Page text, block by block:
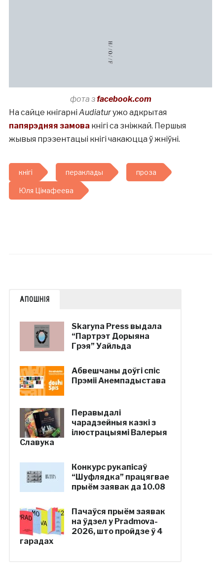
фота зfacebook.com
На сайце кнігарні Audiaturужо адкрытая
папярэдняя замова кнігі са зніжкай. Першыя
жывыя прэзентацыі кнігі чакаюцца ў жніўні.
кнігі пераклады проза
Юля Цімафеева
АПОШНІЯ
Skaryna Press выдала
“Партрэт Дорыяна
Грэя” Уайльда
Абвешчаны доўгі спіс
Прэміі Анемпадыстава
Перавыдалі
чарадзейныя казкі з
ілюстрацыямі Валерыя
Славука
Конкурс рукапісаў
“Шуфлядка” працягвае
прыём заявак да 10.08
Пачаўся прыём заявак
на ўдзел у Pradmova-
2026, што пройдзе ў 4
гарадах